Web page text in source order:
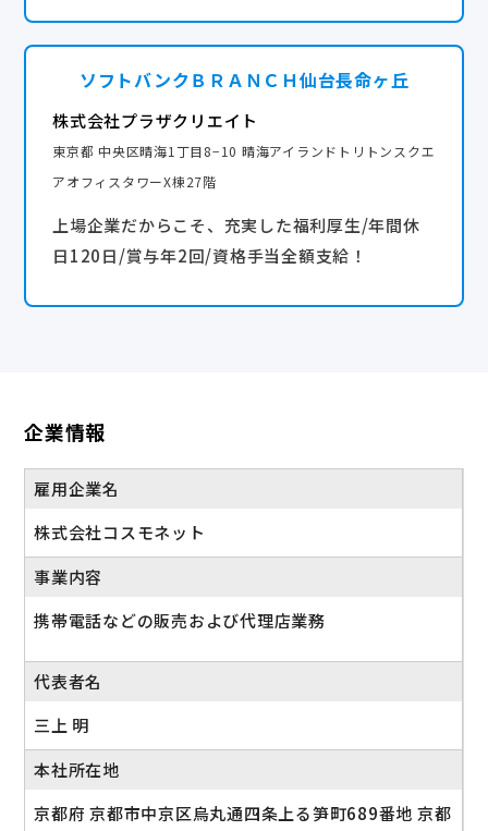
を促進しています。
ソフトバンクＢＲＡＮＣＨ仙台長命ヶ丘
株式会社プラザクリエイト
東京都 中央区晴海1丁目8−10 晴海アイランドトリトンスクエ
アオフィスタワーX棟27階
上場企業だからこそ、充実した福利厚生/年間休
日120日/賞与年2回/資格手当全額支給！
企業情報
雇用企業名
株式会社コスモネット
事業内容
携帯電話などの販売および代理店業務
代表者名
三上 明
本社所在地
京都府 京都市中京区烏丸通四条上る笋町689番地 京都